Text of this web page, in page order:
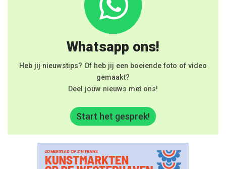
Whatsapp ons!
Heb jij nieuwstips? Of heb jij een boeiende foto of video
gemaakt?
Deel jouw nieuws met ons!
Start het gesprek!